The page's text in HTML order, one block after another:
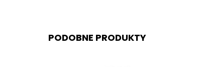
PODOBNE PRODUKTY